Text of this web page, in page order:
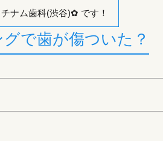
ナム歯科(渋谷)✿ です！
で歯が傷ついた？